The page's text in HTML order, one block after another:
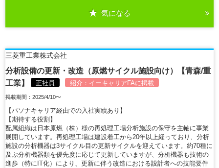
気になる
三菱重工業株式会社
分析設備の更新・改造（原燃サイクル施設向け）【青森/重
工業】
正社員 紹介： イーキャリアFAに掲載
掲載期間：2025/4/10〜
【パソナキャリア経由での入社実績あり】
【期待する役割】
配属組織は日本原燃（株）様の再処理工場分析施設の保守を主軸に事業
展開しています。再処理工場は建設着工から20年以上経っており、分析
施設の分析機器は3サイクル目の更新サイクルを迎えています。約70種に
及ぶ分析機器類を優先度に応じて更新していますが、分析機器も技術の
進歩（特にIT化）により、更新に伴う改造における設計者への技能要件